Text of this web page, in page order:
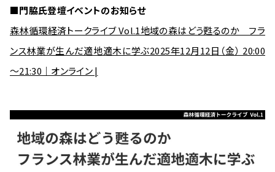
■門脇氏登壇イベントのお知らせ
森林循環経済トークライブ Vol.1地域の森はどう甦るのか フラ
ンス林業が生んだ適地適木に学ぶ2025年12月12日（金） 20:00
～21:30｜オンライン |